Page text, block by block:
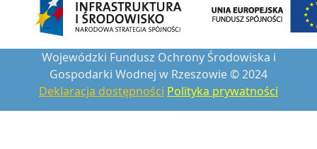
Wojewódzki Fundusz Ochrony Środowiska i
Gospodarki Wodnej w Rzeszowie © 2024
Deklaracja dostępności Polityka prywatności